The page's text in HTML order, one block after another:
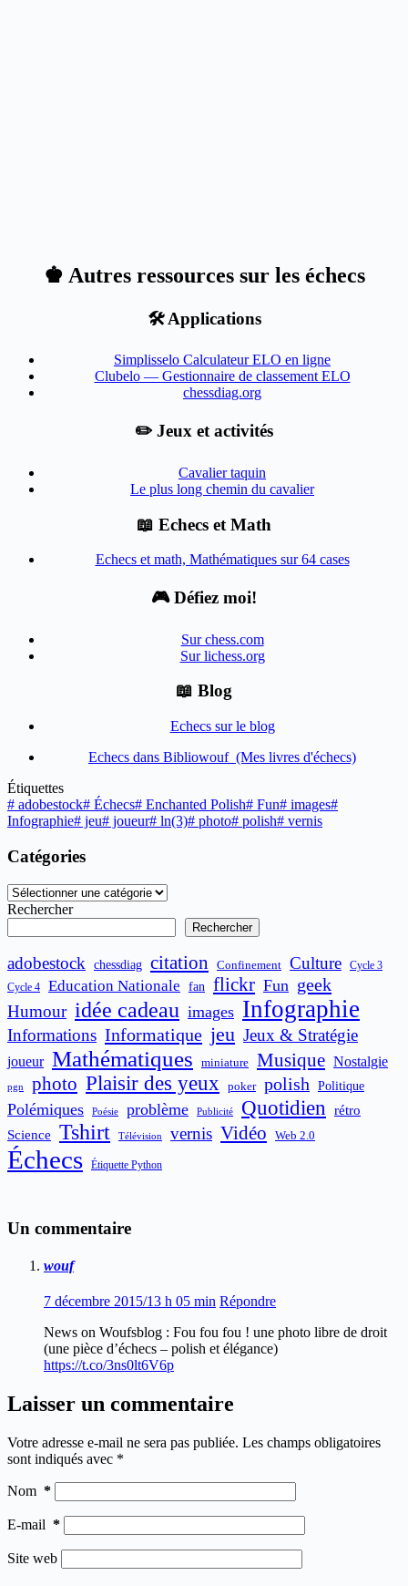
♚ Autres ressources sur les échecs
🛠️ Applications
Simplisselo Calculateur ELO en ligne
Clubelo — Gestionnaire de classement ELO
chessdiag.org
✏️ Jeux et activités
Cavalier taquin
Le plus long chemin du cavalier
📖 Echecs et Math
Echecs et math, Mathématiques sur 64 cases
🎮 Défiez moi!
Sur chess.com
Sur lichess.org
📖 Blog
Echecs sur le blog
Echecs dans Bibliowouf (Mes livres d'échecs)
Étiquettes
# adobestock# Échecs# Enchanted Polish# Fun# images#
Infographie# jeu# joueur# ln(3)# photo# polish# vernis
Catégories
Catégories
Rechercher
Rechercher
adobestock chessdiag citation Confinement Culture
Cycle 3
Cycle 4
Education Nationale fan flickr Fun geek
Humour idée cadeau images Infographie
Informations Informatique jeu Jeux & Stratégie
joueur Mathématiques miniature Musique Nostalgie
pgn photo Plaisir des yeux poker polish Politique
Polémiques Poésie problème Publicité Quotidien
rétro
Science
Tshirt Télévision vernis Vidéo Web 2.0
Échecs Étiquette Python
Un commentaire
wouf
7 décembre 2015/13 h 05 min Répondre
News on Woufsblog : Fou fou fou ! une photo libre de droit
(une pièce d’échecs – polish et élégance)
https://t.co/3ns0lt6V6p
Laisser un commentaire
Votre adresse e-mail ne sera pas publiée. Les champs obligatoires
sont indiqués avec *
Nom *
E-mail *
Site web